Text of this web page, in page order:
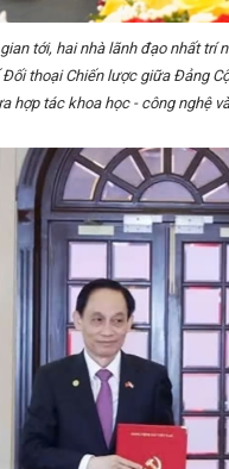
tới, hai nhà lãnh đạo nhất
thoại Chiến lược giữa Đảng
hợp tác khoa học - công nghệ